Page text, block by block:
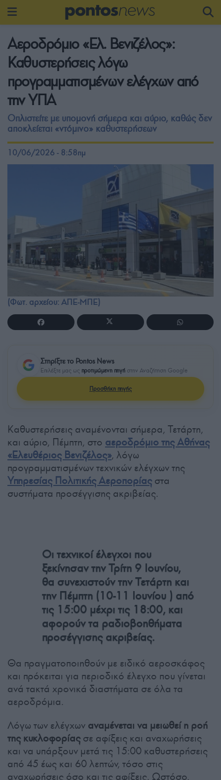
Αεροδρόμιο «Ελ. Βενιζέλος»:
Καθυστερήσεις λόγω
προγραμματισμένων ελέγχων από
την ΥΠΑ
Οπλιστείτε με υπομονή σήμερα και αύριο, καθώς δεν
αποκλείεται «ντόμινο» καθυστερήσεων
10/06/2026 - 8:58πμ
(Φωτ. αρχείου: ΑΠΕ-ΜΠΕ)
Στηρίξτε το Pontos News
Επιλέξτε μας ως προτιμώμενη πηγή στην Αναζήτηση Google
Προσθήκη πηγής
Καθυστερήσεις αναμένονται σήμερα, Τετάρτη,
και αύριο, Πέμπτη, στο αεροδρόμιο της Αθήνας
«Ελευθέριος Βενιζέλος», λόγω
προγραμματισμένων τεχνικών ελέγχων της
Υπηρεσίας Πολιτικής Αεροπορίας στα
συστήματα προσέγγισης ακριβείας.
Οι τεχνικοί έλεγχοι που
ξεκίνησαν την Τρίτη 9 Ιουνίου,
θα συνεχιστούν την Τετάρτη και
την Πέμπτη (10-11 Ιουνίου ) από
τις 15:00 μέχρι τις 18:00, και
αφορούν τα ραδιοβοηθήματα
προσέγγισης ακριβείας.
Θα πραγματοποιηθούν με ειδικό αεροσκάφος
και πρόκειται για περιοδικό έλεγχο που γίνεται
ανά τακτά χρονικά διαστήματα σε όλα τα
αεροδρόμια.
Λόγω των ελέγχων αναμένεται να μειωθεί η ροή
της κυκλοφορίαςσε αφίξεις και αναχωρήσεις
και να υπάρξουν μετά τις 15:00 καθυστερήσεις
από 45 έως και 60 λεπτών, τόσο στις
αναχωρήσεις όσο και τις αφίξεις. Ωστόσο,